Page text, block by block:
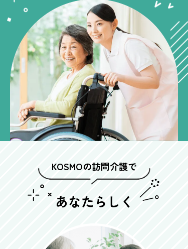
KOSMOの訪問介護で
あなたらしく